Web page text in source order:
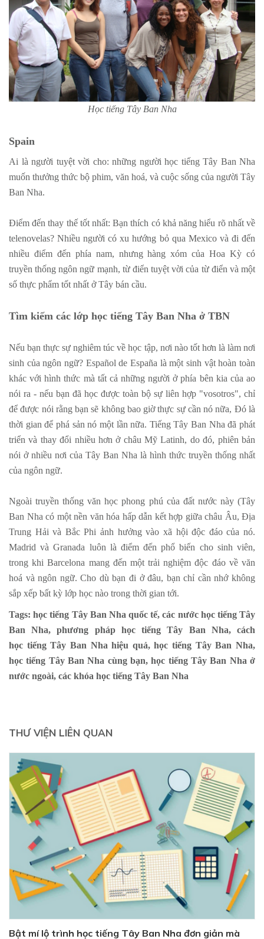
Học tiếng Tây Ban Nha
Spain
Ai là người tuyệt vời cho: những người học tiếng Tây Ban Nha
muốn thưởng thức bộ phim, văn hoá, và cuộc sống của người Tây
Ban Nha.
Điểm đến thay thế tốt nhất: Bạn thích có khả năng hiểu rõ nhất về
telenovelas? Nhiều người có xu hướng bỏ qua Mexico và đi đến
nhiều điểm đến phía nam, nhưng hàng xóm của Hoa Kỳ có
truyền thống ngôn ngữ mạnh, từ điển tuyệt vời của từ điển và một
số thực phẩm tốt nhất ở Tây bán cầu.
Tìm kiếm các lớp học tiếng Tây Ban Nha ở TBN
Nếu bạn thực sự nghiêm túc về học tập, nơi nào tốt hơn là làm nơi
sinh của ngôn ngữ? Español de España là một sinh vật hoàn toàn
khác với hình thức mà tất cả những người ở phía bên kia của ao
nói ra - nếu bạn đã học được toàn bộ sự liên hợp "vosotros", chỉ
để được nói rằng bạn sẽ không bao giờ thực sự cần nó nữa, Đó là
thời gian để phá sản nó một lần nữa. Tiếng Tây Ban Nha đã phát
triển và thay đổi nhiều hơn ở châu Mỹ Latinh, do đó, phiên bản
nói ở nhiều nơi của Tây Ban Nha là hình thức truyền thống nhất
của ngôn ngữ.
Ngoài truyền thống văn học phong phú của đất nước này (Tây
Ban Nha có một nền văn hóa hấp dẫn kết hợp giữa châu Âu, Địa
Trung Hải và Bắc Phi ảnh hưởng vào xã hội độc đáo của nó.
Madrid và Granada luôn là điểm đến phổ biến cho sinh viên,
trong khi Barcelona mang đến một trải nghiệm độc đáo về văn
hoá và ngôn ngữ. Cho dù bạn đi ở đâu, bạn chỉ cần nhớ không
sắp xếp bất kỳ lớp học nào trong thời gian tới.
Tags: học tiếng Tây Ban Nha quốc tế, các nước học tiếng Tây
Ban Nha, phương pháp học tiếng Tây Ban Nha, cách
học tiếng Tây Ban Nha hiệu quả, học tiếng Tây Ban Nha,
học tiếng Tây Ban Nha cùng bạn, học tiếng Tây Ban Nha ở
nước ngoài, các khóa học tiếng Tây Ban Nha
THƯ VIỆN LIÊN QUAN
Bật mí lộ trình học tiếng Tây Ban Nha đơn giản mà